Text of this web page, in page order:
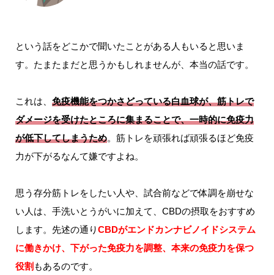
という話をどこかで聞いたことがある人もいると思いま
す。たまたまだと思うかもしれませんが、本当の話です。
これは、 免疫機能をつかさどっている白血球が、筋トレで
ダメージを受けたところに集まることで、一時的に免疫力
が低下してしまうため。筋トレを頑張れば頑張るほど免疫
力が下がるなんて嫌ですよね。
思う存分筋トレをしたい人や、試合前などで体調を崩せな
い人は、手洗いとうがいに加えて、CBDの摂取をおすすめ
します。先述の通りCBDがエンドカンナビノイドシステム
に働きかけ、下がった免疫力を調整、本来の免疫力を保つ
役割 もあるのです。